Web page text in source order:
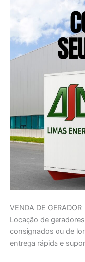
VENDA DE GERADOR
Locação de
consignados ou de
entrega rápida e